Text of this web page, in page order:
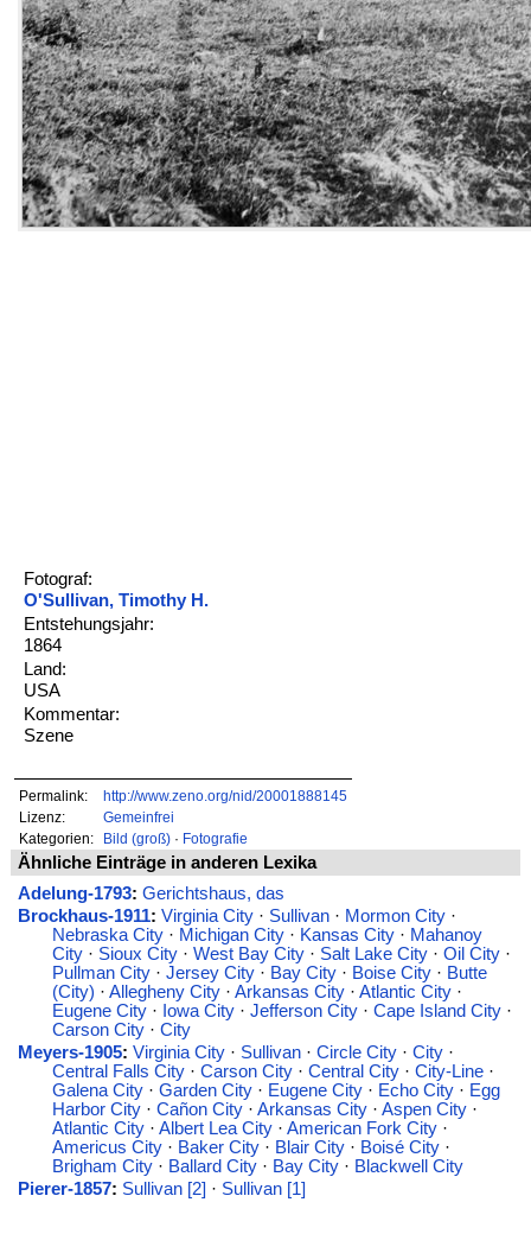
Fotograf:
O'Sullivan, Timothy H.
Entstehungsjahr:
1864
Land:
USA
Kommentar:
Szene
Permalink:
http://www.zeno.org/nid/20001888145
Lizenz:
Gemeinfrei
Kategorien:
Bild (groß)· Fotografie
Ähnliche Einträge in anderen Lexika
Adelung-1793: Gerichtshaus, das
Brockhaus-1911: Virginia City· Sullivan· Mormon City·
Nebraska City· Michigan City· Kansas City· Mahanoy
City· Sioux City· West Bay City· Salt Lake City· Oil City·
Pullman City· Jersey City· Bay City· Boise City· Butte
(City) · Allegheny City· Arkansas City· Atlantic City·
Eugene City· Iowa City· Jefferson City· Cape Island City·
Carson City· City
Meyers-1905: Virginia City· Sullivan· Circle City· City·
Central Falls City· Carson City· Central City· City-Line·
Galena City· Garden City· Eugene City· Echo City· Egg
Harbor City· Cañon City· Arkansas City· Aspen City·
Atlantic City· Albert Lea City· American Fork City·
Americus City· Baker City· Blair City· Boisé City·
Brigham City· Ballard City· Bay City· Blackwell City
Pierer-1857: Sullivan [2] · Sullivan [1]